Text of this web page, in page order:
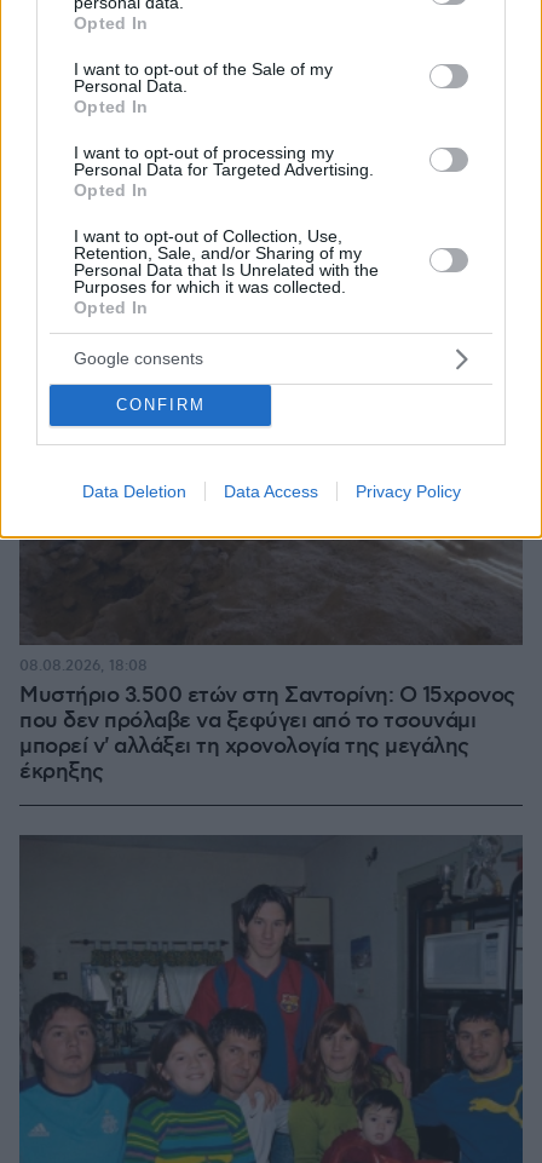
grant or deny consent to Google and its third-party tags to
use your data for below specified purposes in below Google
consent section.
Opted In
I want to opt-out of the Sale of my
Personal Data.
Opted In
I want to opt-out of processing my
Personal Data for Targeted Advertising.
Opted In
I want to opt-out of Collection, Use,
Retention, Sale, and/or Sharing of my
Personal Data that Is Unrelated with the
Purposes for which it was collected.
Opted In
Google consents
CONFIRM
Data Deletion Data Access Privacy Policy
ΤΑ ΠΙΟ ΔΗΜΟΦΙΛΗ
Μυστήριο 3.500 ετών στη Σαντορίνη: Ο 15χρονος
που δεν πρόλαβε να ξεφύγει από το τσουνάμι
μπορεί ν' αλλάξει τη χρονολογία της μεγάλης
έκρηξης
08.08.2026, 18:08